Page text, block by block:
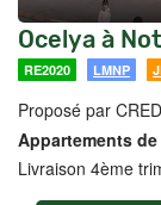
Ocelya à
RE2020 LMNP
Proposé par
Appartements
Livraison 4ème